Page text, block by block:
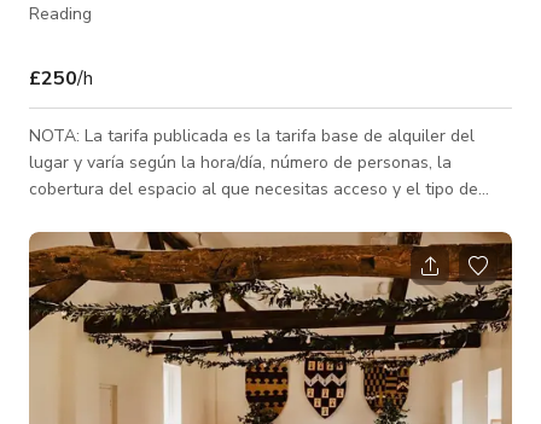
Reading
£250/h
NOTA: La tarifa publicada es la tarifa base de alquiler del
lugar y varía según la hora/día, número de personas, la
cobertura del espacio al que necesitas acceso y el tipo de
tarifas personalizadas. Rodeada de historia y situada en un
impresionante campo en las fronteras de
Berkshire/Hampshire, nuestra Casa Solariega Tudor de grado
1 y el Granero de Diezmos siguen siendo una joya
desconocida para muchas parejas que buscan celebr